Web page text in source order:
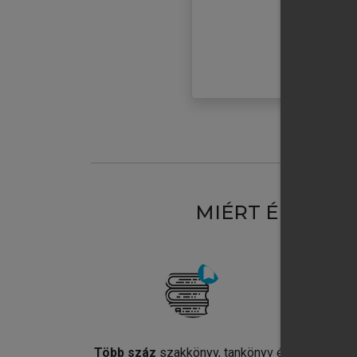
MIÉRT
Több száz szakkönyv, tankönyv és